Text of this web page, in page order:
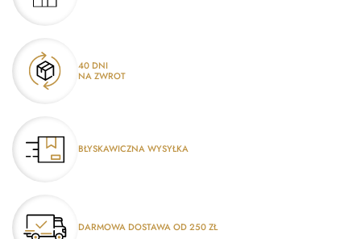
40 DNI
NA ZWROT
BŁYSKAWICZNA WYSYŁKA
DARMOWA DOSTAWA OD 250 ZŁ